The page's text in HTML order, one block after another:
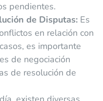
pendientes.
de Disputas:Es
en relación con
es importante
de negociación
de resolución de